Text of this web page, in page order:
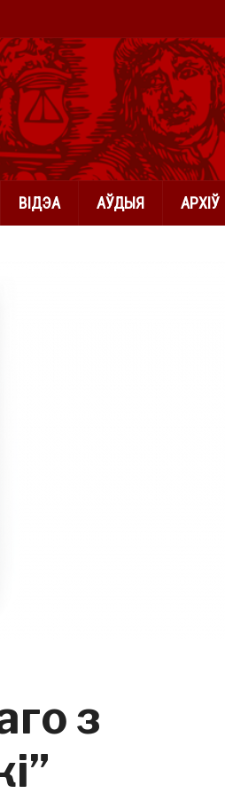
ВІДЭА АЎДЫЯ АРХІЎ
з